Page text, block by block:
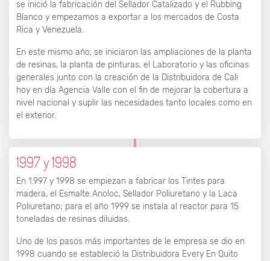
se inició la fabricación del Sellador Catalizado y el Rubbing
Blanco y empezamos a exportar a los mercados de Costa
Rica y Venezuela.
En este mismo año, se iniciaron las ampliaciones de la planta
de resinas, la planta de pinturas, el Laboratorio y las oficinas
generales junto con la creación de la Distribuidora de Cali
hoy en día Agencia Valle con el fin de mejorar la cobertura a
nivel nacional y suplir las necesidades tanto locales como en
el exterior.
1997 y 1998
En 1.997 y 1998 se empiezan a fabricar los Tintes para
madera, el Esmalte Anoloc, Sellador Poliuretano y la Laca
Poliuretano; para el año 1999 se instala al reactor para 15
toneladas de resinas diluidas.
Uno de los pasos más importantes de le empresa se dio en
1998 cuando se estableció la Distribuidora Every En Quito